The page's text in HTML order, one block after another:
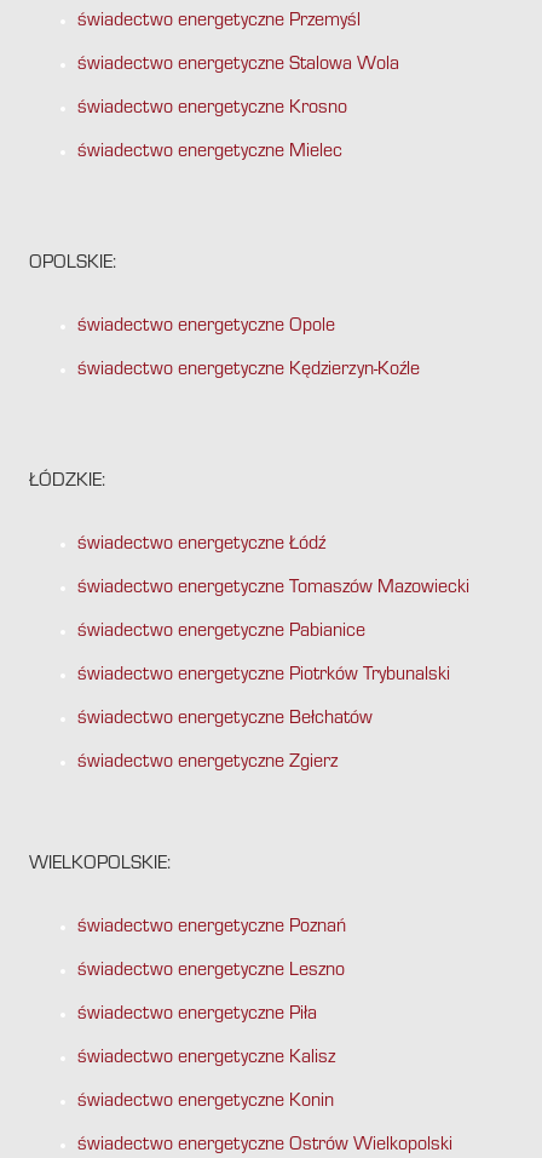
świadectwo energetyczne Przemyśl
świadectwo energetyczne Stalowa Wola
świadectwo energetyczne Krosno
świadectwo energetyczne Mielec
OPOLSKIE:
świadectwo energetyczne Opole
świadectwo energetyczne Kędzierzyn-Koźle
ŁÓDZKIE:
świadectwo energetyczne Łódź
świadectwo energetyczne Tomaszów Mazowiecki
świadectwo energetyczne Pabianice
świadectwo energetyczne Piotrków Trybunalski
świadectwo energetyczne Bełchatów
świadectwo energetyczne Zgierz
WIELKOPOLSKIE:
świadectwo energetyczne Poznań
świadectwo energetyczne Leszno
świadectwo energetyczne Piła
świadectwo energetyczne Kalisz
świadectwo energetyczne Konin
świadectwo energetyczne Ostrów Wielkopolski